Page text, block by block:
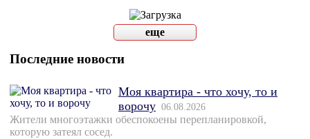
еще
Последние новости
Моя квартира - что хочу, то и
ворочу 06.08.2026
Жители многоэтажки обеспокоены перепланировкой,
которую затеял сосед.